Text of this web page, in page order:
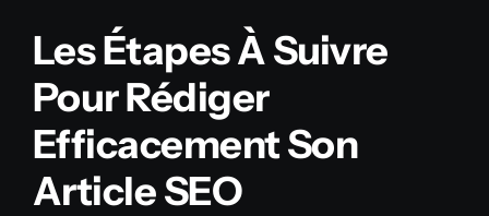
Les Étapes À Suivre
Pour Rédiger
Efficacement Son
Article SEO